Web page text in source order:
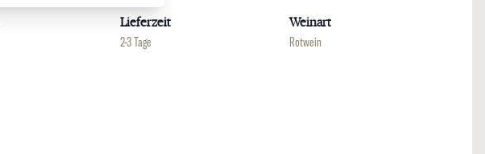
Lieferzeit
2-3 Tage
Weinart
Rotwein